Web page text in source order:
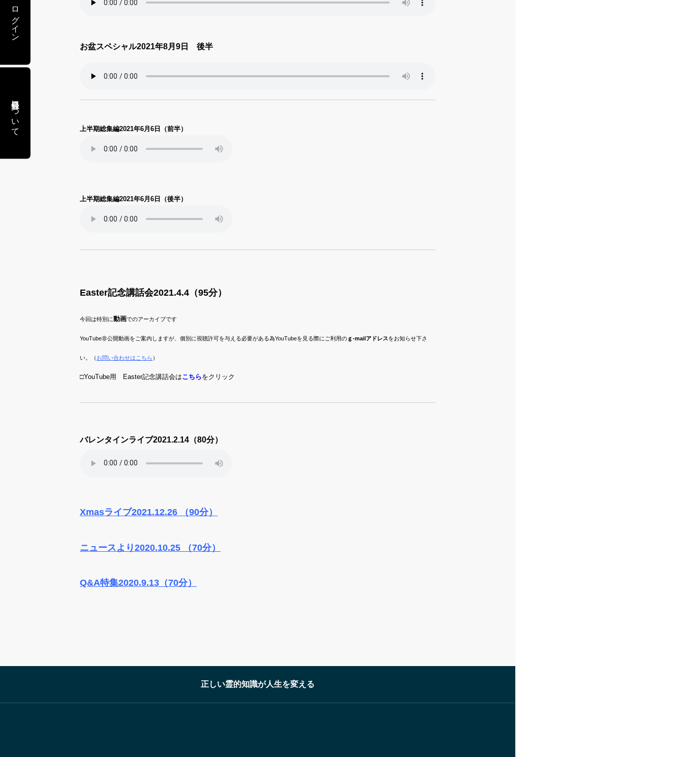
お盆スペシャル2021年8月9日 後半
上半期総集編2021年6月6日（前半）
上半期総集編2021年6月6日（後半）
Easter記念講話会2021.4.4（95分）
今回は特別に動画でのアーカイブです
YouTube非公開動画をご案内しますが、個別に視聴許可を与える必要がある為YouTubeを見る際にご利用の ｇ-mailアドレスをお知らせ下さ
い。（お問い合わせはこちら）
□YouTube用 Easter記念講話会はこちらをクリック
バレンタインライブ2021.2.14（80分）
Xmasライブ2021.12.26 （90分）
ニュースより2020.10.25 （70分）
Q&A特集2020.9.13 （70分）
正しい霊的知識が人生を変える
ログイン
会員登録について